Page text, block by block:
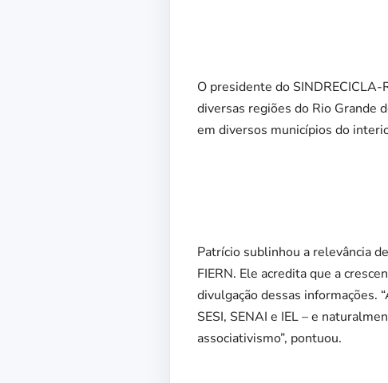
O presidente do
diversas regiões do Rio Grande
em diversos municípios do
Patrício sublinhou a relevância
FIERN. Ele acredita que a
divulgação dessas informações.
SESI, SENAI e IEL – e
associativismo”, pontuou.